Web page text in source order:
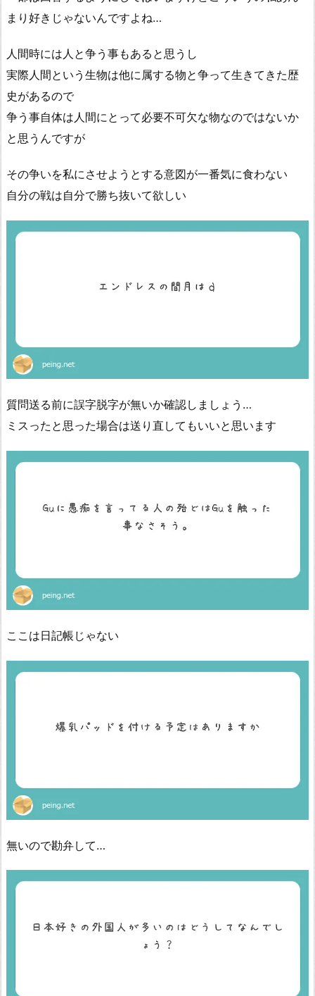
まり好きじゃないんですよね…
人間時には人と争う事もあると思うし
実際人間という生物は他に属する物と争って生きてきた歴
史があるので
争う事自体は人間にとって必要不可欠な物なのではないか
と思うんですが
その争いを私にさせようとする意図が一番気に食わない
自分の戦は自分で勝ち抜いて欲しい
質問送る前に誤字脱字が無いか確認しましょう…
ミスったと思った場合は送り直してもいいと思います
ここは日記帳じゃない
無いので勘弁して…